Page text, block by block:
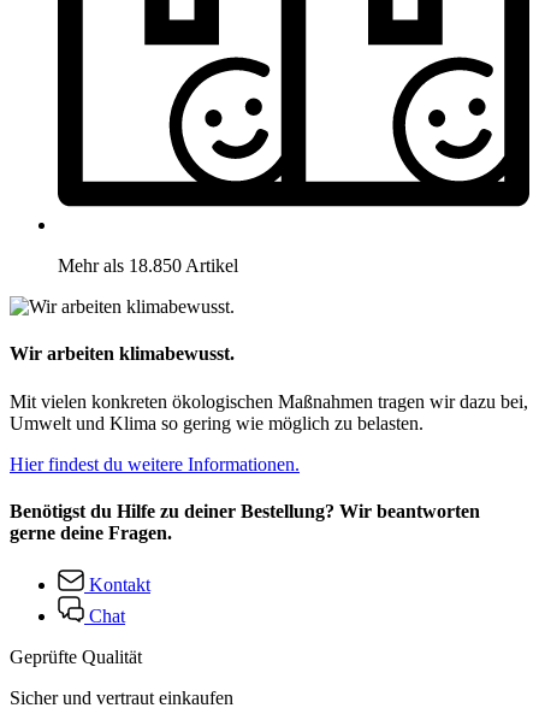
Mehr als 18.850 Artikel
Wir arbeiten klimabewusst.
Mit vielen konkreten ökologischen Maßnahmen tragen wir dazu bei,
Umwelt und Klima so gering wie möglich zu belasten.
Hier findest du weitere Informationen.
Benötigst du Hilfe zu deiner Bestellung? Wir beantworten
gerne deine Fragen.
Kontakt
Chat
Geprüfte Qualität
Sicher und vertraut einkaufen